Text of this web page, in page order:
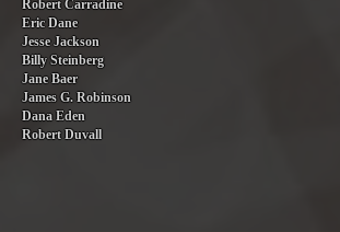
Robert Carradine
Eric Dane
Jesse Jackson
Billy Steinberg
Jane Baer
James G. Robinson
Dana Eden
Robert Duvall